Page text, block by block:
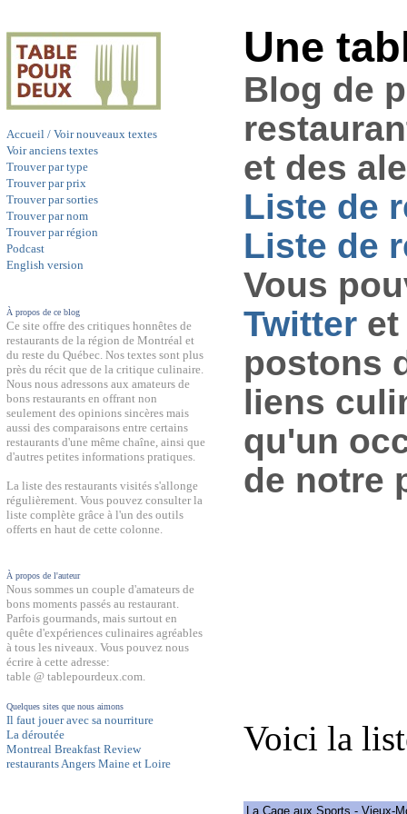
Accueil / Voir nouveaux textes
Voir anciens textes
Trouver par type
Trouver par prix
Trouver par sorties
Trouver par nom
Trouver par région
Podcast
English version
À propos de ce blog
Ce site offre des critiques honnêtes de
restaurants de la région de Montréal et
du reste du Québec. Nos textes sont plus
près du récit que de la critique culinaire.
Nous nous adressons aux amateurs de
bons restaurants en offrant non
seulement des opinions sincères mais
aussi des comparaisons entre certains
restaurants d'une même chaîne, ainsi que
d'autres petites informations pratiques.
La liste des restaurants visités s'allonge
régulièrement. Vous pouvez consulter la
liste complète grâce à l'un des outils
offerts en haut de cette colonne.
À propos de l'auteur
Nous sommes un couple d'amateurs de
bons moments passés au restaurant.
Parfois gourmands, mais surtout en
quête d'expériences culinaires agréables
à tous les niveaux. Vous pouvez nous
écrire à cette adresse:
table @ tablepourdeux.com.
Quelques sites que nous aimons
Il faut jouer avec sa nourriture
La déroutée
Montreal Breakfast Review
restaurants Angers Maine et Loire
Une
Blog de
et des
Liste de
Liste de
Vous
Twitter
postons
liens
qu'un
de notre
Voici la
La Cage aux Sports - Vieux-